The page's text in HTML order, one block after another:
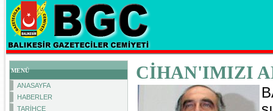
MENÜ
ANASAYFA
HABERLER
TARİHÇE
CİHAN'IMIZI